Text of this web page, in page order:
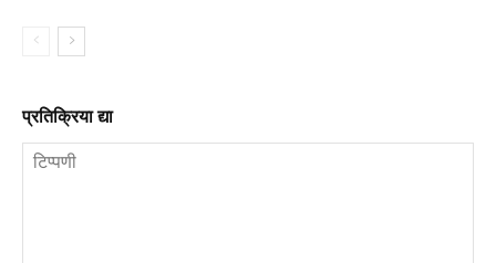
प्रतिक्रिया द्या